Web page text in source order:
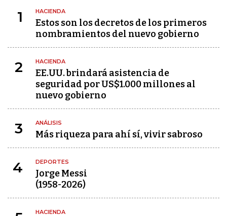
1 HACIENDA
Estos son los decretos de los primeros
nombramientos del nuevo gobierno
2 HACIENDA
EE.UU. brindará asistencia de
seguridad por US$1.000 millones al
nuevo gobierno
3 ANÁLISIS
Más riqueza para ahí sí, vivir sabroso
4 DEPORTES
Jorge Messi
(1958-2026)
HACIENDA